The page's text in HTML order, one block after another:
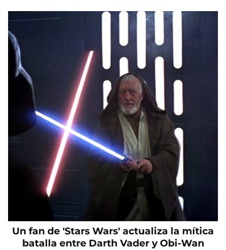
Un fan de 'Stars Wars' actualiza la mítica
batalla entre Darth Vader y Obi-Wan